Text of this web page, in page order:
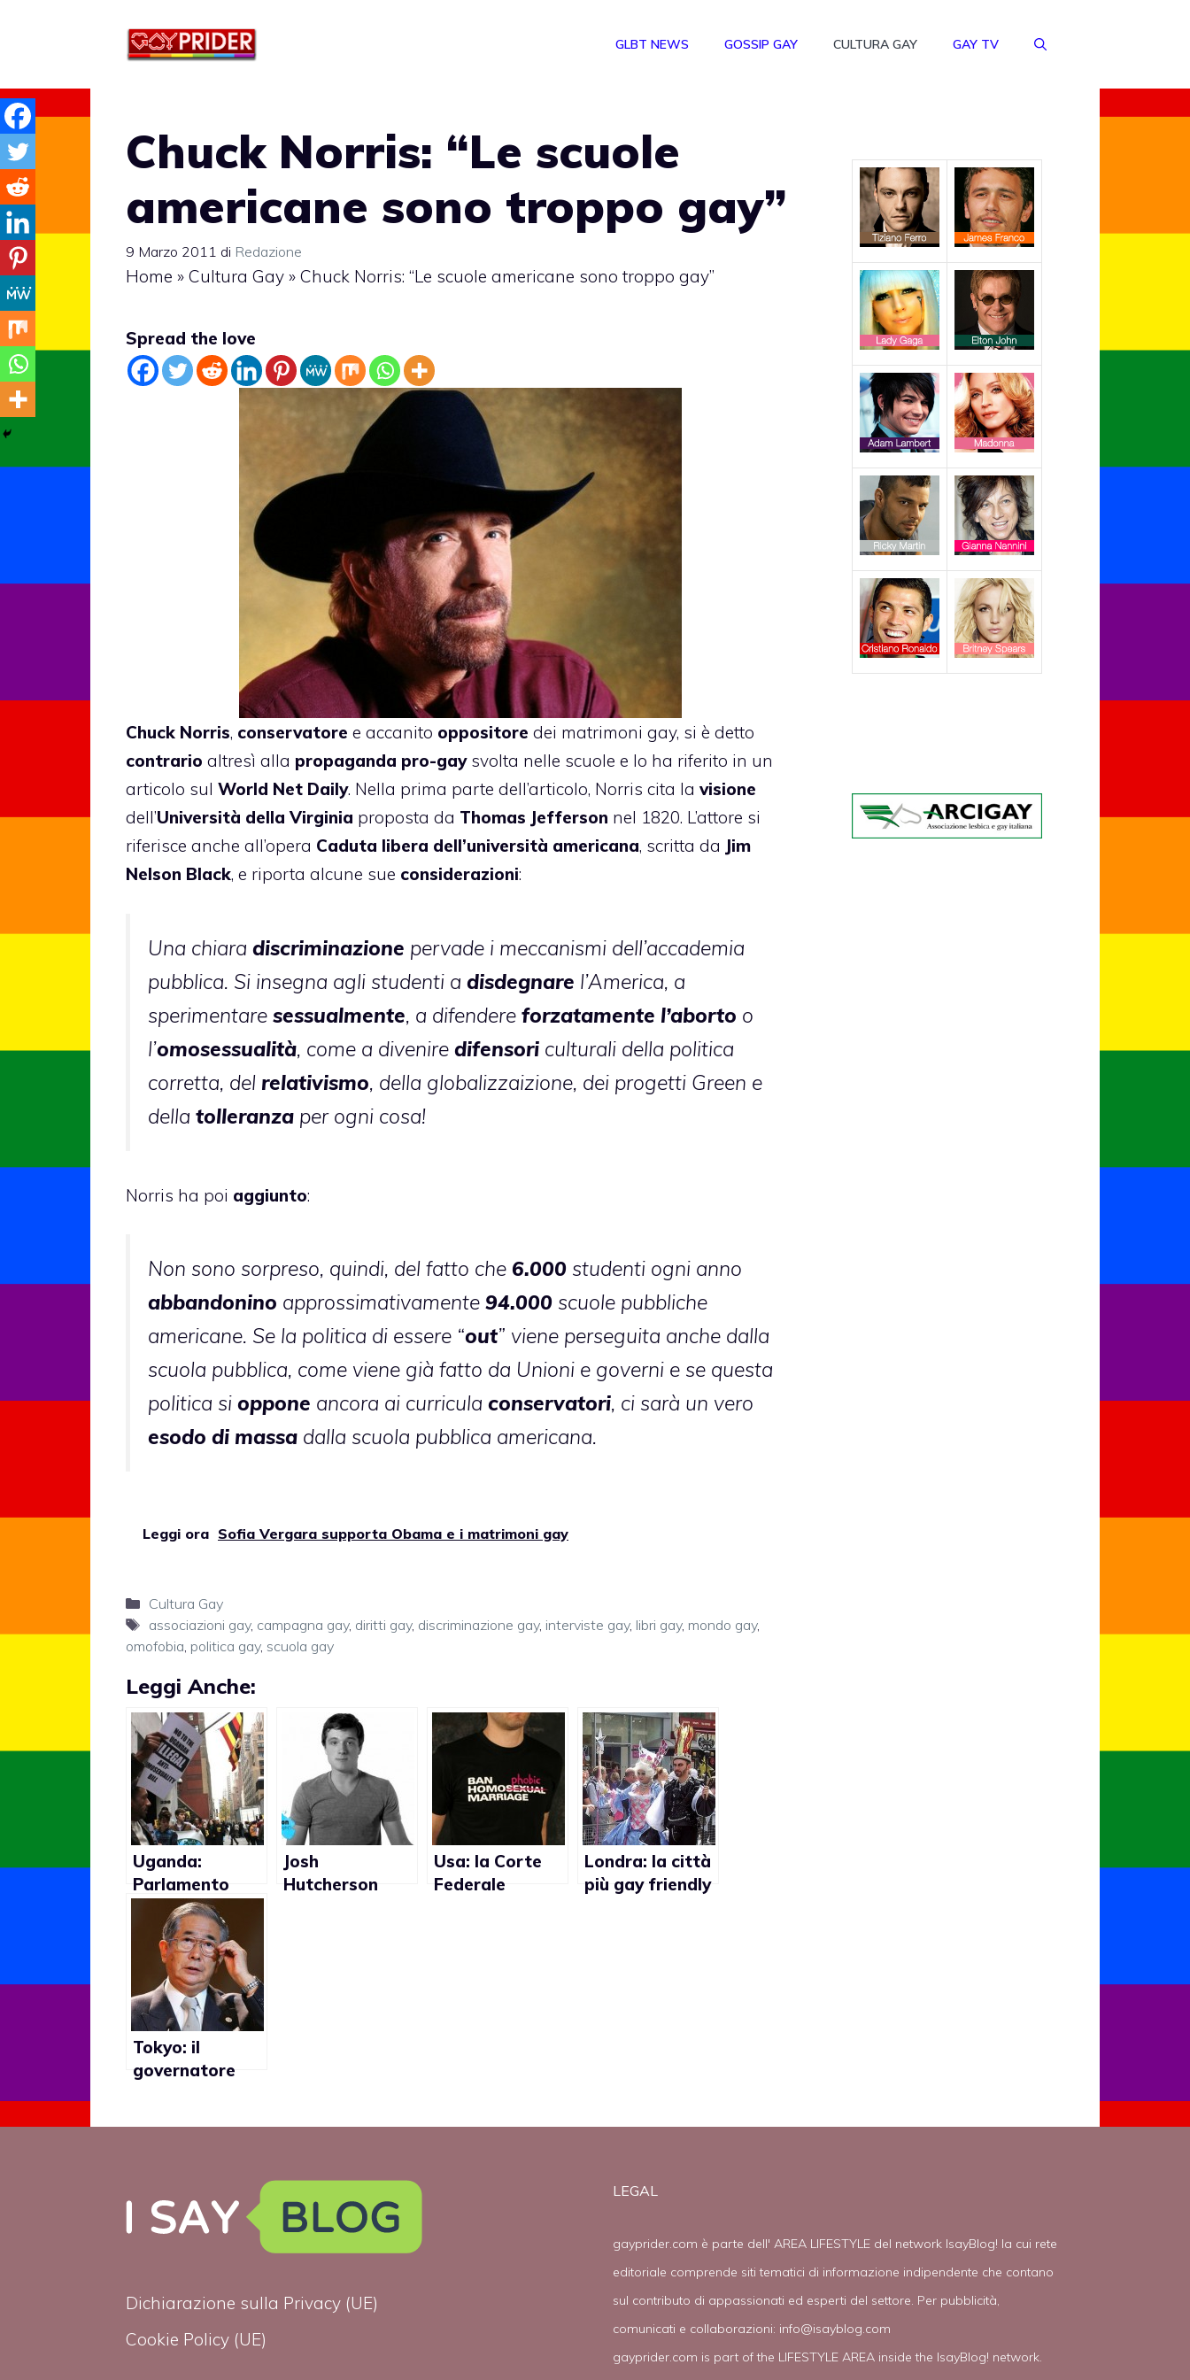
GLBT NEWS GOSSIP GAY CULTURA GAY GAY TV
Chuck Norris: “Le scuole
americane sono troppo gay”
9 Marzo 2011 di Redazione
Home » Cultura Gay » Chuck Norris: “Le scuole americane sono troppo gay”
Spread the love
Chuck Norris, conservatore e accanito oppositore dei matrimoni gay, si è detto
contrario altresì alla propaganda pro-gaysvolta nelle scuole e lo ha riferito in un
articolo sul World Net Daily. Nella prima parte dell’articolo, Norris cita la visione
dell’Università della Virginia proposta da Thomas Jefferson nel 1820. L’attore si
riferisce anche all’opera Caduta libera dell’università americana, scritta da Jim
Nelson Black, e riporta alcune sue considerazioni:
Una chiara discriminazione pervade i meccanismi dell’accademia
pubblica. Si insegna agli studenti a disdegnare l’America, a
sperimentare sessualmente, a difendere forzatamente l’aborto o
l’omosessualità, come a divenire difensori culturali della politica
corretta, del relativismo, della globalizzaizione, dei progetti Green e
della tolleranza per ogni cosa!
Norris ha poi aggiunto:
Non sono sorpreso, quindi, del fatto che 6.000 studenti ogni anno
abbandonino approssimativamente 94.000 scuole pubbliche
americane. Se la politica di essere “out” viene perseguita anche dalla
scuola pubblica, come viene già fatto da Unioni e governi e se questa
politica si oppone ancora ai curricula conservatori, ci sarà un vero
esodo di massa dalla scuola pubblica americana.
Leggi ora Sofia Vergara supporta Obama e i matrimoni gay
Categorie
Cultura Gay
Tag
associazioni gay, campagna gay, diritti gay, discriminazione gay, interviste gay, libri gay, mondo gay,
omofobia politica gay, scuola gay
Leggi Anche:
Uganda:
Parlamento
rimanda voto
su legge anti-
gay
Josh
Hutcherson
Usa: la Corte
Federale
Londra: la città
più gay friendly
Tokyo: il
governatore
Dichiarazione sulla Privacy (UE)
Cookie Policy (UE)
LEGAL
gayprider.com è parte dell' AREA LIFESTYLE del network IsayBlog! la cui rete
editoriale comprende siti tematici di informazione indipendente che contano
sul contributo di appassionati ed esperti del settore. Per pubblicità,
comunicati e collaborazioni: info@isayblog.com
gayprider.com is part of the LIFESTYLE AREA inside the IsayBlog! network.